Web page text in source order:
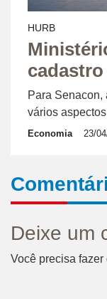
HURB
cadastro
Para Senacon,
vários aspectos
Economia 23/
Deixe um
Você precisa fazer